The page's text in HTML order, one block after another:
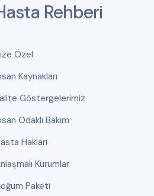
Rehberi
Özel
Kaynakları
Göstergelerimiz
Odaklı Bakım
Hakları
Kurumlar
Paketi